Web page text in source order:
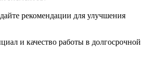
рекомендации для улучшения
и качество работы в долгосрочной